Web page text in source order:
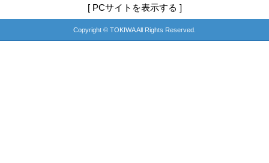
[ PCサイトを表示する ]
Copyright © TOKIWA All Rights Reserved.